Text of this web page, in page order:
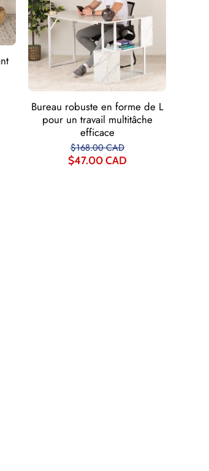
Bureau robuste en forme de L
pour un travail multitâche
efficace
$168.00 CAD
$47.00 CAD